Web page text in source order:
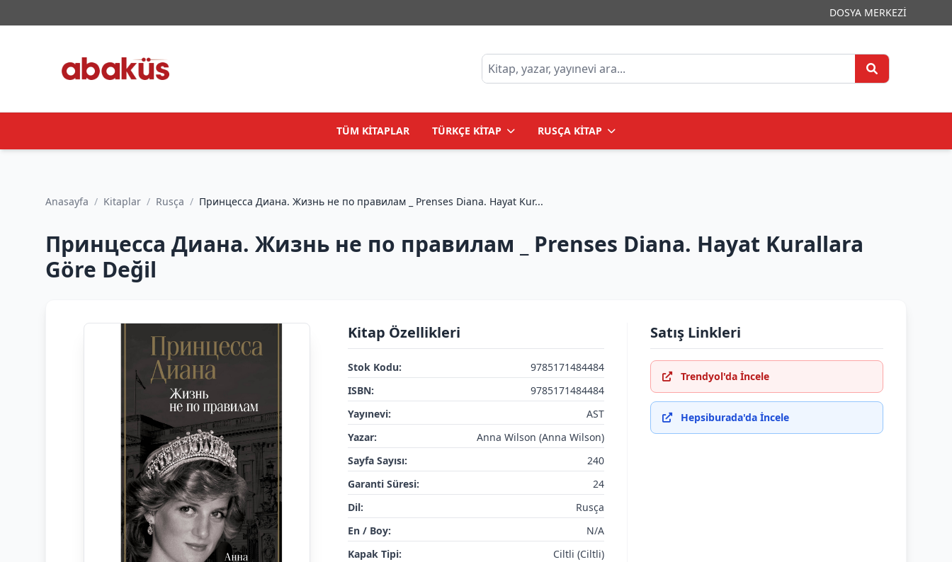
DOSYA MERKEZİ
TÜM KİTAPLAR TÜRKÇE KİTAP RUSÇA KİTAP
Anasayfa / Kitaplar / Rusça / Принцесса Диана. Жизнь не по правилам _ Prenses Diana. Hayat Kur...
Принцесса Диана. Жизнь не по правилам _ Prenses Diana. Hayat Kurallara
Göre Değil
Kitap Özellikleri
Stok Kodu:
9785171484484
ISBN:
9785171484484
Yayınevi:
AST
Yazar:
Anna Wilson (Anna Wilson)
Sayfa Sayısı:
240
Garanti Süresi:
24
Dil:
Rusça
En / Boy:
N/A
Kapak Tipi:
Ciltli (Ciltli)
Satış Linkleri
Trendyol'da İncele
Hepsiburada'da İncele